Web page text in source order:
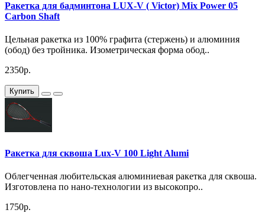
Ракетка для бадминтона LUX-V ( Victor) Mix Power 05
Carbon Shaft
Цельная ракетка из 100% графита (стержень) и алюминия
(обод) без тройника. Изометрическая форма обод..
2350р.
Купить
Ракетка для сквоша Lux-V 100 Light Alumi
Облегченная любительская алюминиевая ракетка для сквоша.
Изготовлена по нано-технологии из высокопро..
1750р.